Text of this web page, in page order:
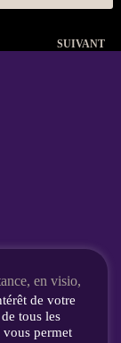
SUIVANT
en visio,
de votre
tous les
permet